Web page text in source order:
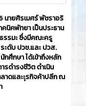
นายศิรเมศร์ พัชราอริ
นิคพัทยา เป็นประธาน
รรมะ ซึ่งมีคณะครู
ะดับ ปวช.และ ปวส.
กศึกษา ได้เข้าถึงหลัก
รดำรงชีวิต ดำเนิน
าดและะุรกิจค้าปลีก ณ